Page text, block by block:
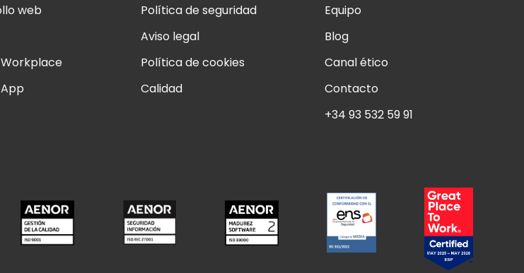
web
Política de seguridad
Aviso legal
Política de cookies
Calidad
Equipo
Blog
Canal ético
Contacto
+34 93 532 59 91